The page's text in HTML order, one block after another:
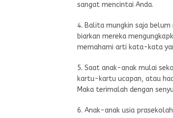
sangat mencintai Anda.
4. Balita mungkin saja belum
biarkan mereka
memahami arti kata-kata
5. Saat anak-anak mulai
kartu-kartu ucapan, atau
Maka terimalah dengan
6. Anak-anak usia